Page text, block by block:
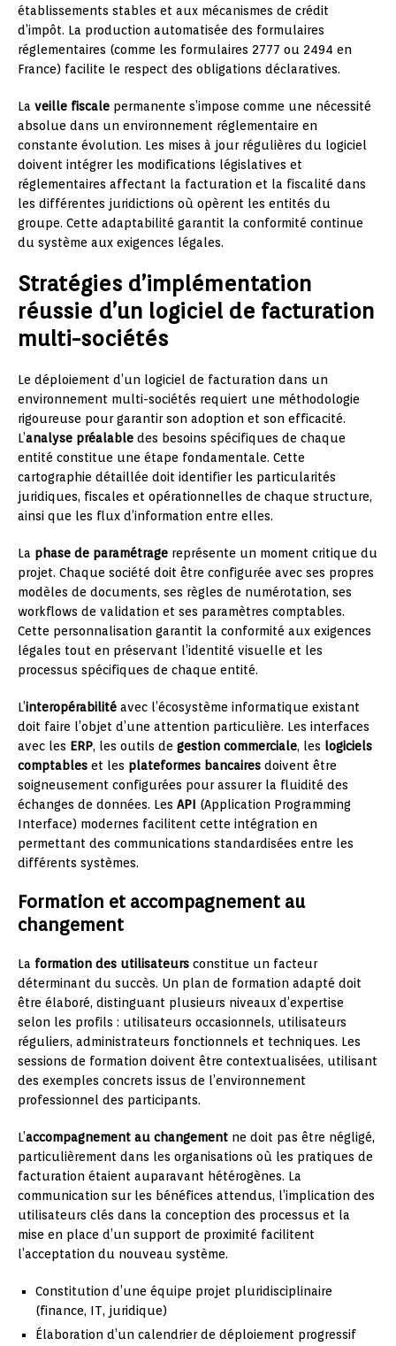
établissements stables et aux mécanismes de crédit
d’impôt. La production automatisée des formulaires
réglementaires (comme les formulaires 2777 ou 2494 en
France) facilite le respect des obligations déclaratives.
La veille fiscale permanente s’impose comme une nécessité
absolue dans un environnement réglementaire en
constante évolution. Les mises à jour régulières du logiciel
doivent intégrer les modifications législatives et
réglementaires affectant la facturation et la fiscalité dans
les différentes juridictions où opèrent les entités du
groupe. Cette adaptabilité garantit la conformité continue
du système aux exigences légales.
Stratégies d’implémentation
réussie d’un logiciel de facturation
multi-sociétés
Le déploiement d’un logiciel de facturation dans un
environnement multi-sociétés requiert une méthodologie
rigoureuse pour garantir son adoption et son efficacité.
L’analyse préalable des besoins spécifiques de chaque
entité constitue une étape fondamentale. Cette
cartographie détaillée doit identifier les particularités
juridiques, fiscales et opérationnelles de chaque structure,
ainsi que les flux d’information entre elles.
La phase de paramétrage représente un moment critique du
projet. Chaque société doit être configurée avec ses propres
modèles de documents, ses règles de numérotation, ses
workflows de validation et ses paramètres comptables.
Cette personnalisation garantit la conformité aux exigences
légales tout en préservant l’identité visuelle et les
processus spécifiques de chaque entité.
L’interopérabilité avec l’écosystème informatique existant
doit faire l’objet d’une attention particulière. Les interfaces
avec les ERP, les outils de gestion commerciale, les logiciels
comptables et les plateformes bancaires doivent être
soigneusement configurées pour assurer la fluidité des
échanges de données. Les API (Application Programming
Interface) modernes facilitent cette intégration en
permettant des communications standardisées entre les
différents systèmes.
Formation et accompagnement au
changement
La formation des utilisateurs constitue un facteur
déterminant du succès. Un plan de formation adapté doit
être élaboré, distinguant plusieurs niveaux d’expertise
selon les profils : utilisateurs occasionnels, utilisateurs
réguliers, administrateurs fonctionnels et techniques. Les
sessions de formation doivent être contextualisées, utilisant
des exemples concrets issus de l’environnement
professionnel des participants.
L’accompagnement au changement ne doit pas être négligé,
particulièrement dans les organisations où les pratiques de
facturation étaient auparavant hétérogènes. La
communication sur les bénéfices attendus, l’implication des
utilisateurs clés dans la conception des processus et la
mise en place d’un support de proximité facilitent
l’acceptation du nouveau système.
Constitution d’une équipe projet pluridisciplinaire
(finance, IT, juridique)
Élaboration d’un calendrier de déploiement progressif